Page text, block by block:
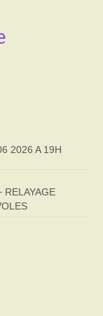
2026 A 19H
RELAYAGE